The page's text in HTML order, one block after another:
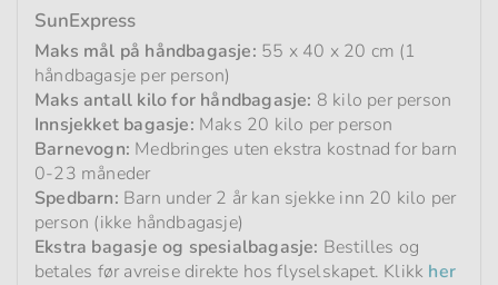
SunExpress
Maks mål på håndbagasje: 55 x 40 x 20 cm (1
håndbagasje per person)
Maks antall kilo for håndbagasje: 8 kilo per person
Innsjekket bagasje: Maks 20 kilo per person
Barnevogn: Medbringes uten ekstra kostnad for barn
0-23 måneder
Spedbarn: Barn under 2 år kan sjekke inn 20 kilo per
person (ikke håndbagasje)
Ekstra bagasje og spesialbagasje: Bestilles og
betales før avreise direkte hos flyselskapet. Klikk her